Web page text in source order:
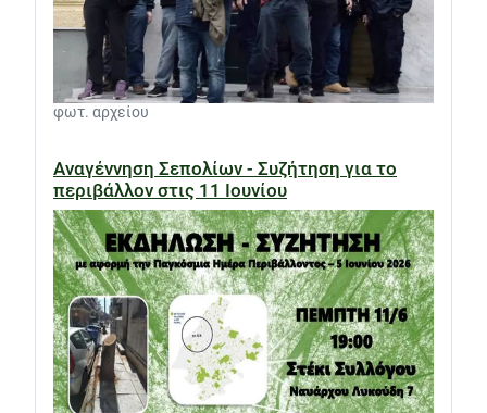
φωτ. αρχείου
Αναγέννηση Σεπολίων - Συζήτηση για το
περιβάλλον στις 11 Ιουνίου